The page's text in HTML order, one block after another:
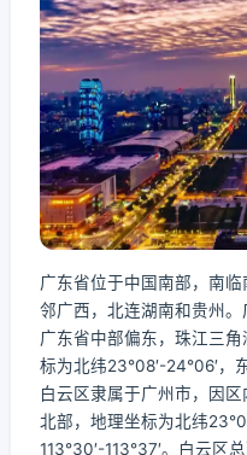
广东省位于中国南部，南
邻广西，北连湖南和贵州
广东省中部偏东，珠江三
标为北纬23°08′-24°06′，东
白云区隶属于广州市，因
北部，地理坐标为北纬
113°30′-113°37′。白云区